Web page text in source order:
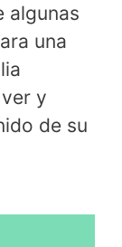
algunas
una
y
de su